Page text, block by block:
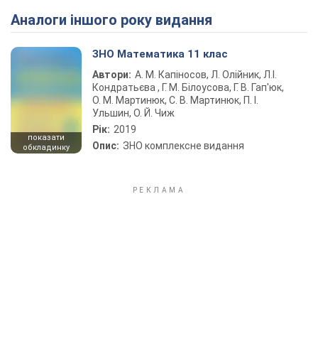
Play Video
Аналоги іншого року видання
показати
обкладинку
ЗНО Математика 11 клас
Автори: А. М. Капіносов, Л. Олійник, Л.І.
Кондратьєва , Г. М. Білоусова, Г. В. Гап'юк,
О. М. Мартинюк, С. В. Мартинюк, П. І.
Ульшин, О. Й. Чиж
Рік: 2019
Опис: ЗНО комплексне видання